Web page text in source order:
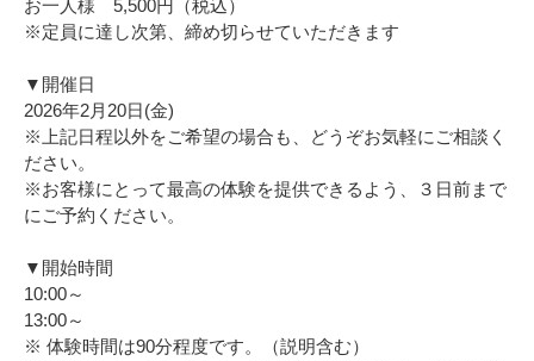
お一人様 5,500円（税込）
※定員に達し次第、締め切らせていただきます
▼開催日
2026年2月20日(金)
※上記日程以外をご希望の場合も、どうぞお気軽にご相談く
ださい。
※お客様にとって最高の体験を提供できるよう、３日前まで
にご予約ください。
▼開始時間
10:00～
13:00～
※ 体験時間は90分程度です。（説明含む）